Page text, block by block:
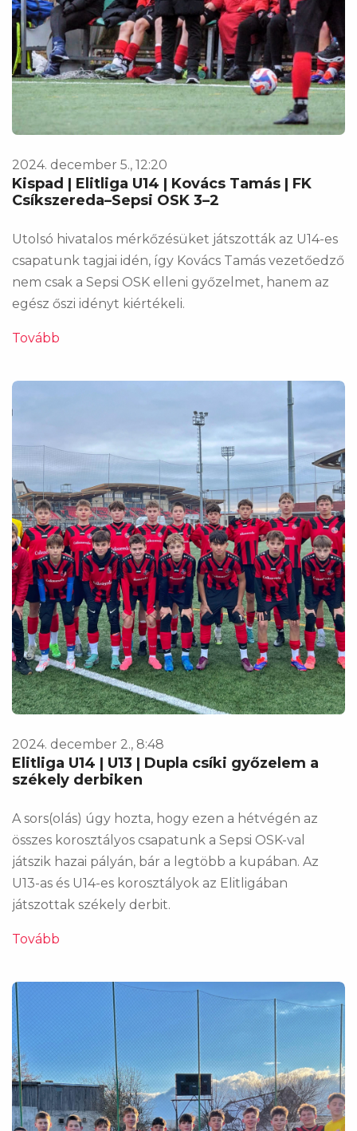
2024. december 5., 12:20
Kispad | Elitliga U14 | Kovács Tamás | FK
Csíkszereda–Sepsi OSK 3–2
Utolsó hivatalos mérkőzésüket játszották az U14-es
csapatunk tagjai idén, így Kovács Tamás vezetőedző
nem csak a Sepsi OSK elleni győzelmet, hanem az
egész őszi idényt kiértékeli.
Tovább
2024. december 2., 8:48
Elitliga U14 | U13 | Dupla csíki győzelem a
székely derbiken
A sors(olás) úgy hozta, hogy ezen a hétvégén az
összes korosztályos csapatunk a Sepsi OSK-val
játszik hazai pályán, bár a legtöbb a kupában. Az
U13-as és U14-es korosztályok az Elitligában
játszottak székely derbit.
Tovább